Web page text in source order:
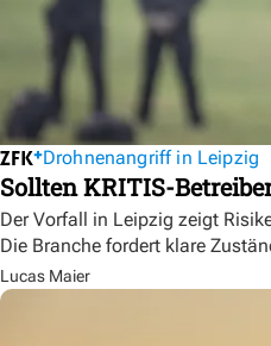
Drohnenangriff in Leipzig
Sollten KRITIS-
Der Vorfall in Leipzig zeigt
Die Branche fordert klare
Lucas Maier